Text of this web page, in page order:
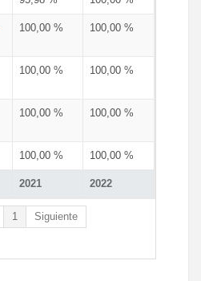
2021 2022
100,00 % 100,00 %
100,00 % 100,00 %
100,00 % 100,00 %
100,00 % 100,00 %
1 Siguiente